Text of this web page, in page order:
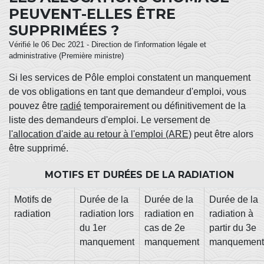
PEUVENT-ELLES ÊTRE
SUPPRIMÉES ?
Vérifié le 06 Dec 2021 - Direction de l'information légale et
administrative (Première ministre)
Si les services de Pôle emploi constatent un manquement
de vos obligations en tant que demandeur d'emploi, vous
pouvez être radié temporairement ou définitivement de la
liste des demandeurs d'emploi. Le versement de
l'allocation d'aide au retour à l'emploi (ARE) peut être alors
être supprimé.
MOTIFS ET DURÉES DE LA RADIATION
Motifs de
radiation
Durée de la
radiation lors
du 1er
manquement
Durée de la
radiation en
cas de 2e
manquement
Durée de la
radiation à
partir du 3e
manquement